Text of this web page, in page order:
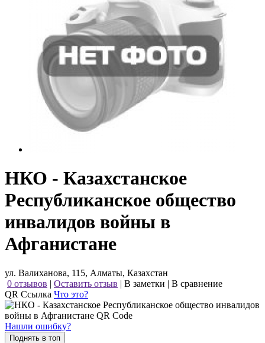
НКО - Казахстанское
Республиканское общество
инвалидов войны в
Афганистане
ул. Валиханова, 115, Алматы, Казахстан
0 отзывов | Оставить отзыв | В заметки | В сравнение
QR Ссылка Что это?
Нашли ошибку?
Поднять в топ